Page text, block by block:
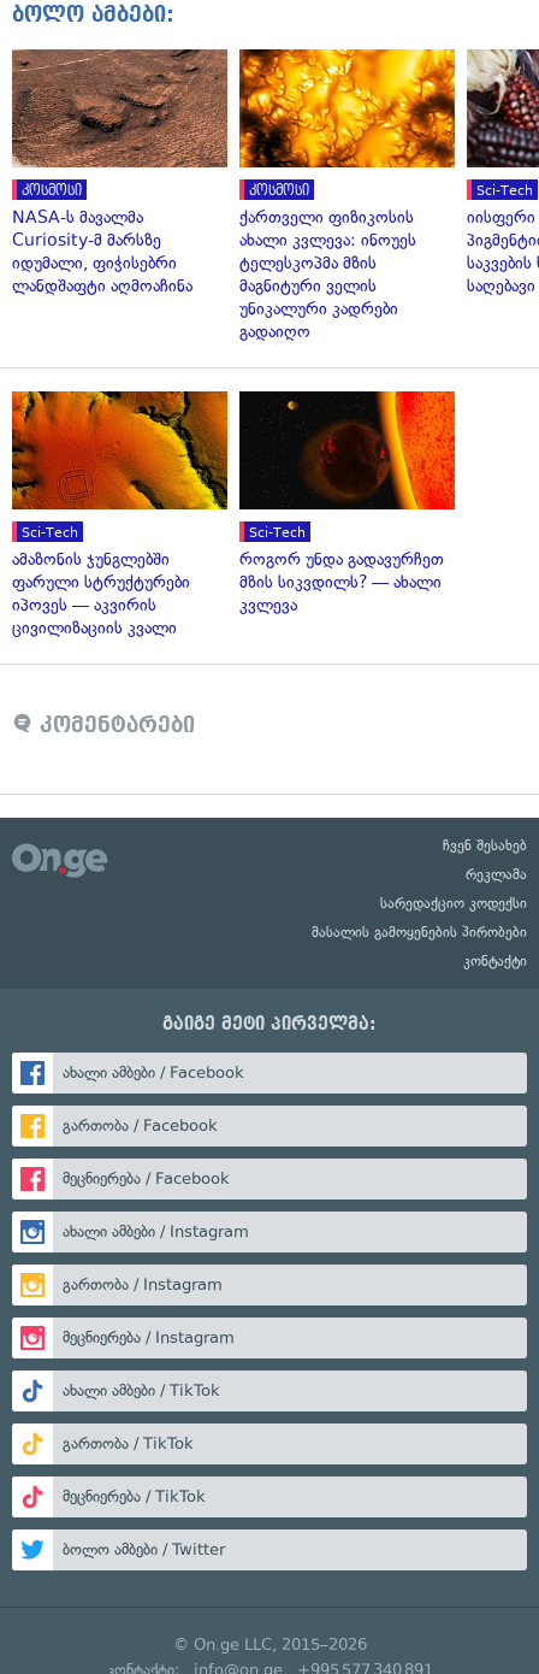
ბოლო ამბები:
კოსმოსი
NASA-ს მავალმა
Curiosity-მ მარსზე
იდუმალი, ფიჭისებრი
ლანდშაფტი აღმოაჩინა
კოსმოსი
ქართველი ფიზიკოსის
ახალი კვლევა: ინოუეს
ტელესკოპმა მზის
მაგნიტური ველის
უნიკალური კადრები
გადაიღო
Sci-Tech
იისფერი
Sci-Tech
ამაზონის ჯუნგლებში
ფარული სტრუქტურები
იპოვეს — აკვირის
ცივილიზაციის კვალი
Sci-Tech
როგორ უნდა გადავურჩეთ
მზის სიკვდილს? — ახალი
კვლევა
კომენტარები
ჩვენ შესახებ
რეკლამა
სარედაქციო კოდექსი
მასალის გამოყენების პირობები
კონტაქტი
გაიგე მეტი პირველმა:
ახალი ამბები / Facebook
გართობა / Facebook
მეცნიერება / Facebook
ახალი ამბები / Instagram
გართობა / Instagram
მეცნიერება / Instagram
ახალი ამბები / TikTok
გართობა / TikTok
მეცნიერება / TikTok
ბოლო ამბები / Twitter
© On.ge LLC, 2015–2026
კონტაქტი: info@on.ge +995 577 340 891